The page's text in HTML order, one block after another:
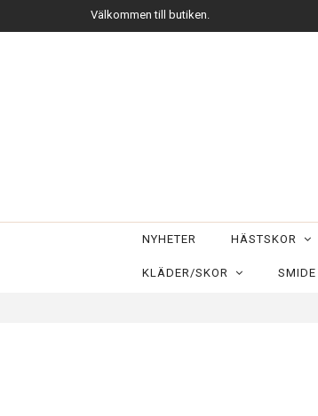
Välkommen till butiken.
NYHETER HÄSTSKOR
KLÄDER/SKOR SMIDE